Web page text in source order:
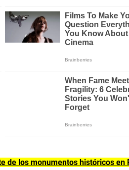
de los monumentos históricos en